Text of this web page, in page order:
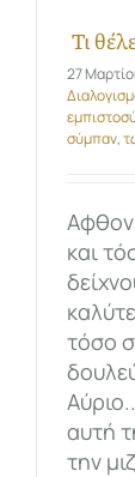
Τι
27
σύμπαν,
και
τόσο
αυτή
την